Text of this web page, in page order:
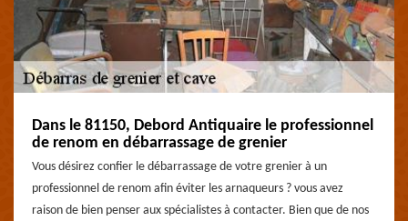
Dans le 81150, Debord Antiquaire le professionnel
de renom en débarrassage de grenier
Vous désirez confier le débarrassage de votre grenier à un
professionnel de renom afin éviter les arnaqueurs ? vous avez
raison de bien penser aux spécialistes à contacter. Bien que de nos